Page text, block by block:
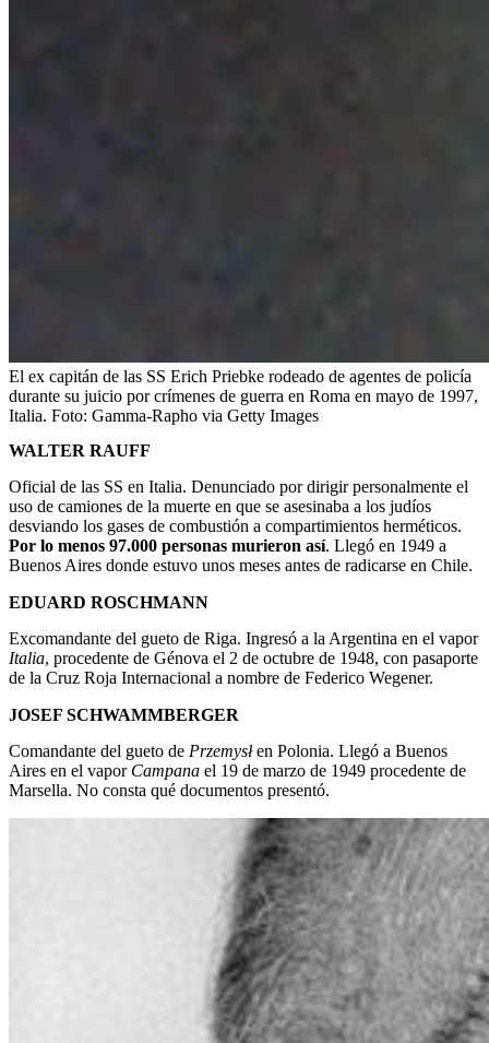
El ex capitán de las SS Erich Priebke rodeado de agentes de policía
durante su juicio por crímenes de guerra en Roma en mayo de 1997,
Italia. Foto: Gamma-Rapho via Getty Images
WALTER RAUFF
Oficial de las SS en Italia. Denunciado por dirigir personalmente el
uso de camiones de la muerte en que se asesinaba a los judíos
desviando los gases de combustión a compartimientos herméticos.
Por lo menos 97.000 personas murieron así. Llegó en 1949 a
Buenos Aires donde estuvo unos meses antes de radicarse en Chile.
EDUARD ROSCHMANN
Excomandante del gueto de Riga. Ingresó a la Argentina en el vapor
Italia, procedente de Génova el 2 de octubre de 1948, con pasaporte
de la Cruz Roja Internacional a nombre de Federico Wegener.
JOSEF SCHWAMMBERGER
Comandante del gueto de Przemysłen Polonia. Llegó a Buenos
Aires en el vapor Campana el 19 de marzo de 1949 procedente de
Marsella. No consta qué documentos presentó.